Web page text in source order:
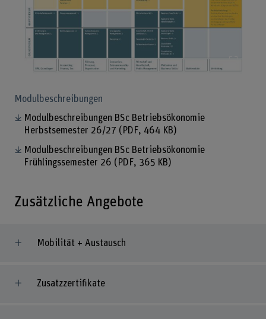
Modulbeschreibungen
Modulbeschreibungen BSc Betriebsökonomie
Herbstsemester 26/27 (PDF, 464 KB)
Modulbeschreibungen BSc Betriebsökonomie
Frühlingssemester 26 (PDF, 365 KB)
Zusätzliche Angebote
Mobilität + Austausch
Zusatzzertifikate